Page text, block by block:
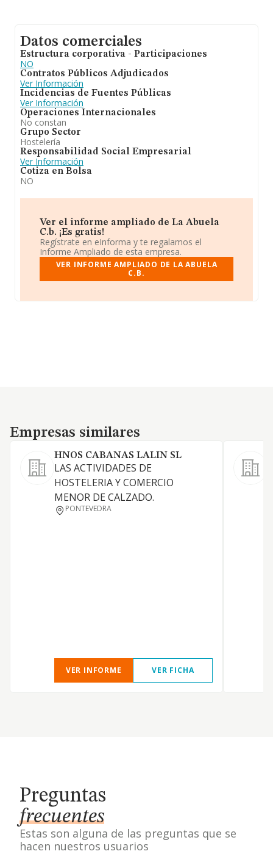
Datos comerciales
Estructura corporativa - Participaciones
NO
Contratos Públicos Adjudicados
Ver Información
Incidencias de Fuentes Públicas
Ver Información
Operaciones Internacionales
No constan
Grupo Sector
Hostelería
Responsabilidad Social Empresarial
Ver Información
Cotiza en Bolsa
NO
Ver el informe ampliado de La Abuela
C.b. ¡Es gratis!
Regístrate en eInforma y te regalamos el
Informe Ampliado de esta empresa.
VER INFORME AMPLIADO DE LA ABUELA
C.B.
Empresas similares
Empresas similares
HNOS CABANAS LALIN SL
LAS ACTIVIDADES DE
HOSTELERIA Y COMERCIO
MENOR DE CALZADO.
PONTEVEDRA
VER INFORME VER FICHA
Preguntas
frecuentes
Estas son alguna de las preguntas que se
hacen nuestros usuarios